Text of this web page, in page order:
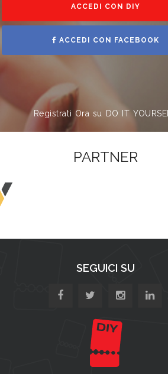
ACCEDI CON DIY
ACCEDI CON FACEBOOK
Registrati Ora su DO IT
PARTNER
SEGUICI SU